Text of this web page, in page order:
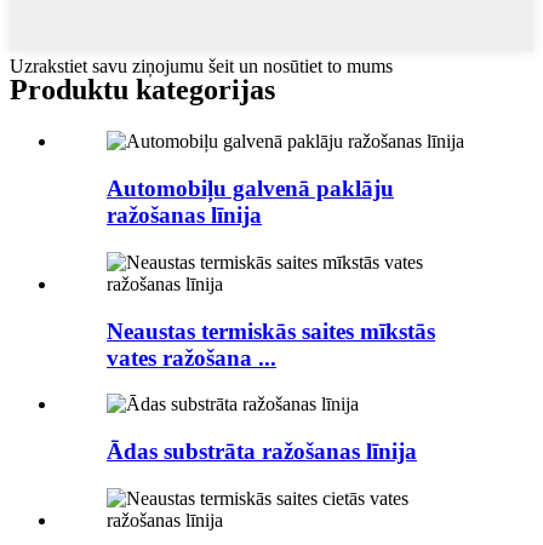
Uzrakstiet savu ziņojumu šeit un nosūtiet to mums
Produktu kategorijas
Automobiļu galvenā paklāju
ražošanas līnija
Neaustas termiskās saites mīkstās
vates ražošana ...
Ādas substrāta ražošanas līnija